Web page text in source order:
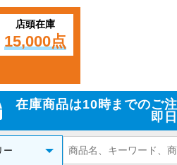
店頭在庫
15,000点
在庫商品は10時までのご
即